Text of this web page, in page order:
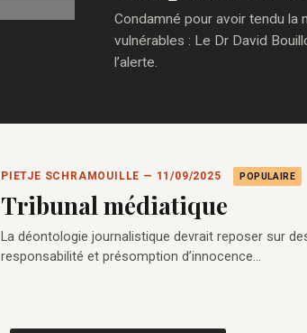
Condamné pour avoir tendu la
vulnérables : Le Dr David
l’alerte.
PIETJE SCHRAMOUILLE — 11/09/2025 POPULAIRE
Tribunal médiatique
La déontologie journalistique devrait reposer sur
responsabilité et présomption d’innocence…